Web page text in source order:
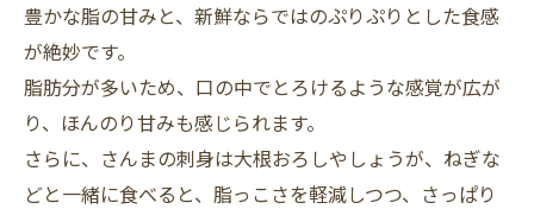
豊かな脂の甘みと、新鮮ならではのぷりぷりとした食感
が絶妙です。
脂肪分が多いため、口の中でとろけるような感覚が広が
り、ほんのり甘みも感じられます。
さらに、さんまの刺身は大根おろしやしょうが、ねぎな
どと一緒に食べると、脂っこさを軽減しつつ、さっぱり